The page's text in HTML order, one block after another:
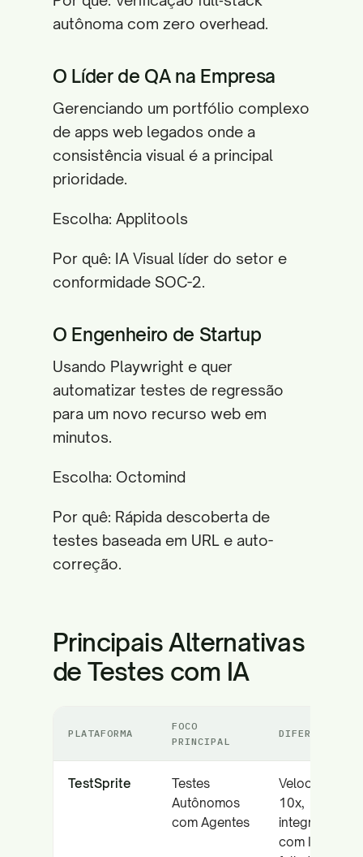
autônoma com zero overhead.
O Líder de QA na Empresa
Gerenciando um portfólio complexo
de apps web legados onde a
consistência visual é a principal
prioridade.
Escolha: Applitools
Por quê: IA Visual líder do setor e
conformidade SOC-2.
O Engenheiro de Startup
Usando Playwright e quer
automatizar testes de regressão
para um novo recurso web em
minutos.
Escolha: Octomind
Por quê: Rápida descoberta de
testes baseada em URL e auto-
correção.
Principais Alternativas
de Testes com IA
PLATAFORMA
FOCO
PRINCIPAL
DIFERENCIAL
TestSprite
Testes
Autônomos
com Agentes
Velocidade
10x,
integração
com IDE,